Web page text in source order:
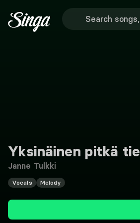
Yksinäinen pitkä tie
Janne Tulkki
Vocals Melody